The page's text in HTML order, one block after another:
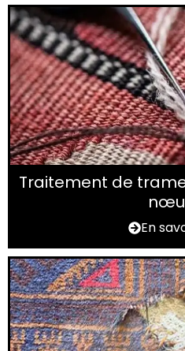
Traitement de
En